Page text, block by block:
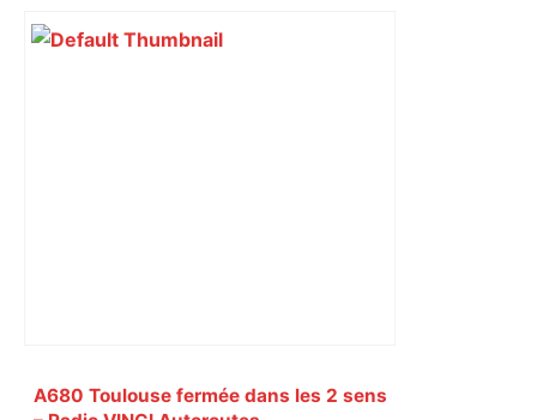
A680 Toulouse fermée dans les 2 sens
Primary